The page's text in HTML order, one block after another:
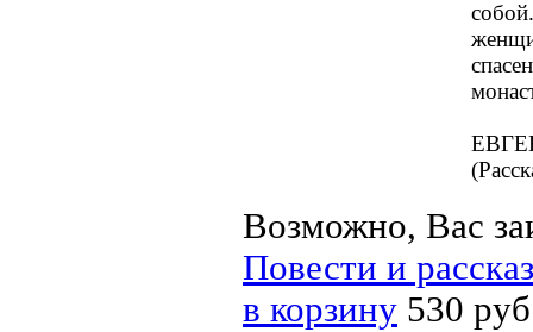
Возможно, Вас
Повести и
в корзину 530